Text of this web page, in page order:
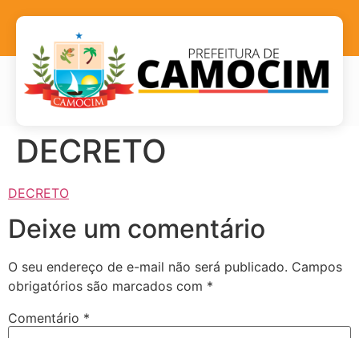
DECRETO
DECRETO
Deixe um comentário
O seu endereço de e-mail não será publicado. Campos
obrigatórios são marcados com *
Comentário *